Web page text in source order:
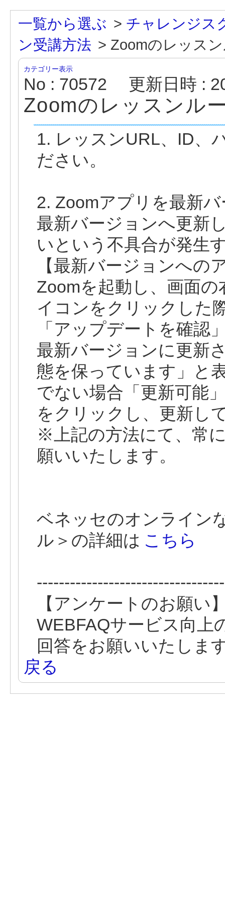
一覧から選ぶ > チャレンジス
ン受講方法 > Zoomのレッス
カテゴリー表示
No : 70572 更新日時 :
Zoomのレッスンル
1. レッスンURL、ID、
ださい。
2. Zoomアプリを最新
最新バージョンへ更新
いという不具合が発生
【最新バージョンへの
Zoomを起動し、画面
イコンをクリックした
「アップデートを確認
最新バージョンに更新
態を保っています」と
でない場合「更新可能
をクリックし、更新し
※上記の方法にて、常
願いいたします。
ベネッセのオンライン
ル＞の詳細は こちら
【アンケートのお願い
WEBFAQサービス向上
回答をお願いいたしま
戻る